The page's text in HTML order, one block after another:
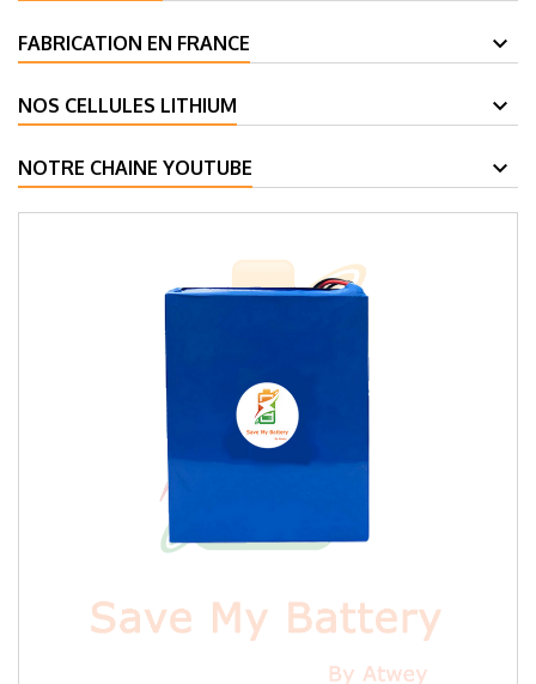
FABRICATION EN FRANCE
NOS CELLULES LITHIUM
NOTRE CHAINE YOUTUBE